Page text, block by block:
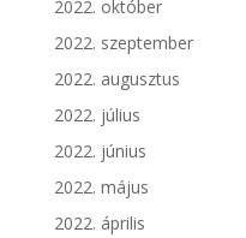
2022. október
2022. szeptember
2022. augusztus
2022. július
2022. június
2022. május
2022. április